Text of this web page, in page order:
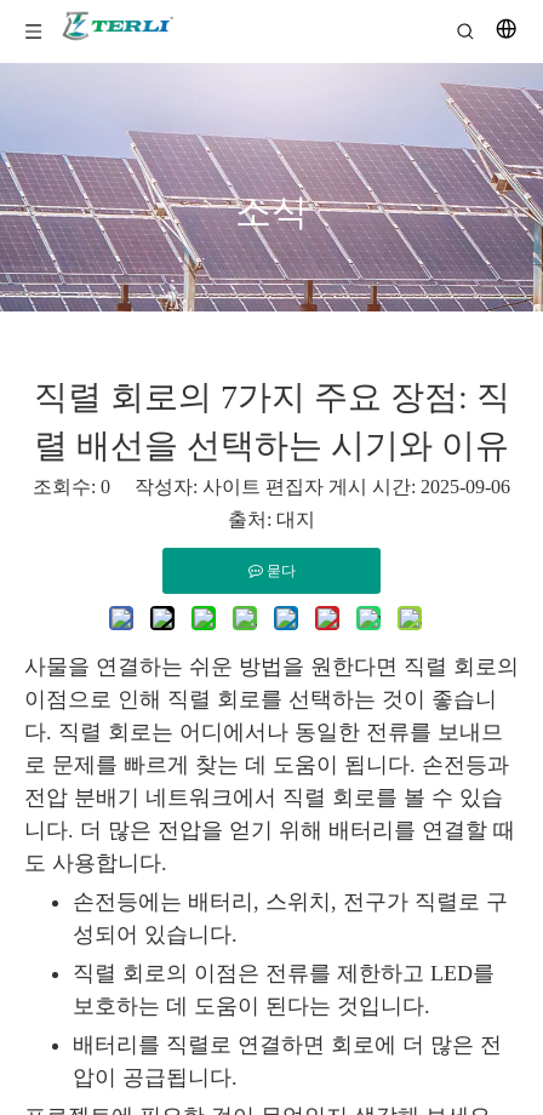
소식
직렬 회로의 7가지 주요 장점: 직
렬 배선을 선택하는 시기와 이유
조회수: 0 작성자: 사이트 편집자 게시 시간: 2025-09-06
출처: 대지
묻다
사물을 연결하는 쉬운 방법을 원한다면 직렬 회로의
이점으로 인해 직렬 회로를 선택하는 것이 좋습니
다. 직렬 회로는 어디에서나 동일한 전류를 보내므
로 문제를 빠르게 찾는 데 도움이 됩니다. 손전등과
전압 분배기 네트워크에서 직렬 회로를 볼 수 있습
니다. 더 많은 전압을 얻기 위해 배터리를 연결할 때
도 사용합니다.
손전등에는 배터리, 스위치, 전구가 직렬로 구
성되어 있습니다.
직렬 회로의 이점은 전류를 제한하고 LED를
보호하는 데 도움이 된다는 것입니다.
배터리를 직렬로 연결하면 회로에 더 많은 전
압이 공급됩니다.